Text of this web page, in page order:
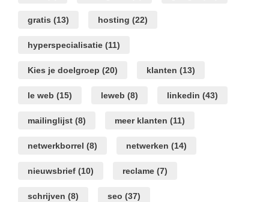
gratis (13) hosting (22)
hyperspecialisatie (11)
Kies je doelgroep (20) klanten (13)
le web (15) leweb (8) linkedin (43)
mailinglijst (8) meer klanten (11)
netwerkborrel (8) netwerken (14)
nieuwsbrief (10) reclame (7)
schrijven (8) seo (37)